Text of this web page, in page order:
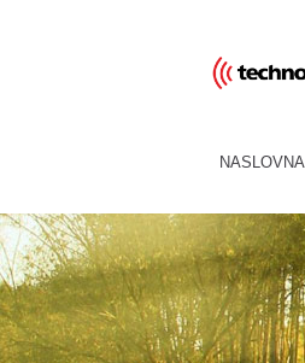
NASLOVNA